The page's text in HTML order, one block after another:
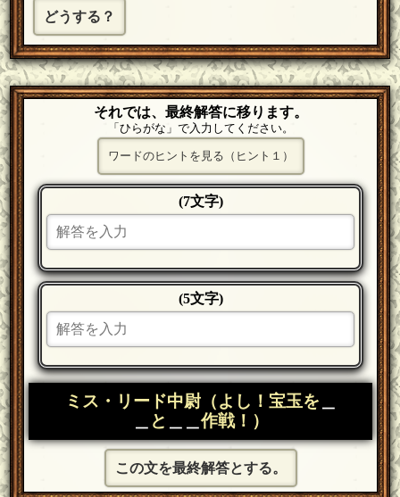
どうする？
それでは、最終解答に移ります。
「ひらがな」で入力してください。
ワードのヒントを見る（ヒント１）
(7文字)
(5文字)
ミス・リード中尉（よし！宝玉を
と ＿＿作戦！）
この文を最終解答とする。